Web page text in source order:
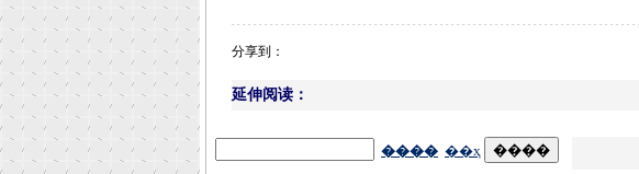
分享到：
延伸阅读：